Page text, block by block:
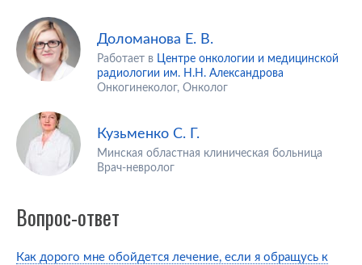
Доломанова Е. В.
Работает в Центре онкологии и медицинской
радиологии им. Н.Н. Александрова
Онкогинеколог, Онколог
Кузьменко С. Г.
Минская областная клиническая больница
Врач-невролог
Вопрос-ответ
Как дорого мне обойдется лечение, если я обращусь к